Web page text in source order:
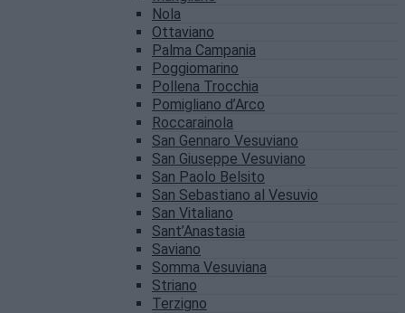
Nola
Ottaviano
Palma Campania
Poggiomarino
Pollena Trocchia
Pomigliano d’Arco
Roccarainola
San Gennaro Vesuviano
San Giuseppe Vesuviano
San Paolo Belsito
San Sebastiano al Vesuvio
San Vitaliano
Sant’Anastasia
Saviano
Somma Vesuviana
Striano
Terzigno